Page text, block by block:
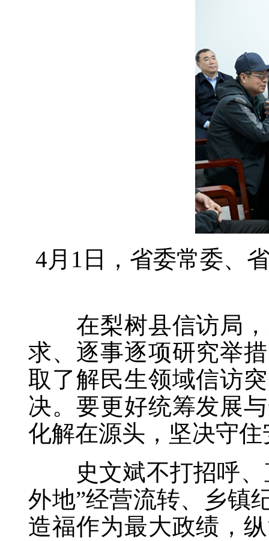
4月1日，省委常委、
在梨树县信访局，
求、逐事逐项研究举
取了解民生领域信访
决。要更好统筹发展
化解在源头，坚决守
史文斌不打招呼、
外地”经营流转、乡镇
造福作为最大政绩，